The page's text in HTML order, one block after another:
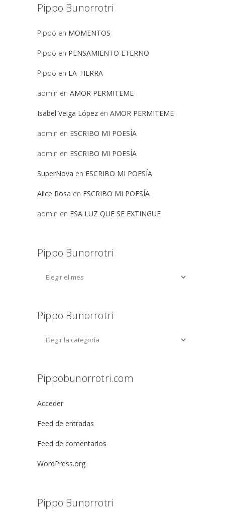
Pippo Bunorrotri
Pippo en MOMENTOS
Pippo en PENSAMIENTO ETERNO
Pippo en LA TIERRA
admin en AMOR PERMITEME
Isabel Veiga López en AMOR PERMITEME
admin en ESCRIBO MI POESÍA
admin en ESCRIBO MI POESÍA
SuperNova en ESCRIBO MI POESÍA
Alice Rosa en ESCRIBO MI POESÍA
admin en ESA LUZ QUE SE EXTINGUE
Pippo Bunorrotri
Pippo Bunorrotri
Pippobunorrotri.com
Acceder
Feed de entradas
Feed de comentarios
WordPress.org
Pippo Bunorrotri